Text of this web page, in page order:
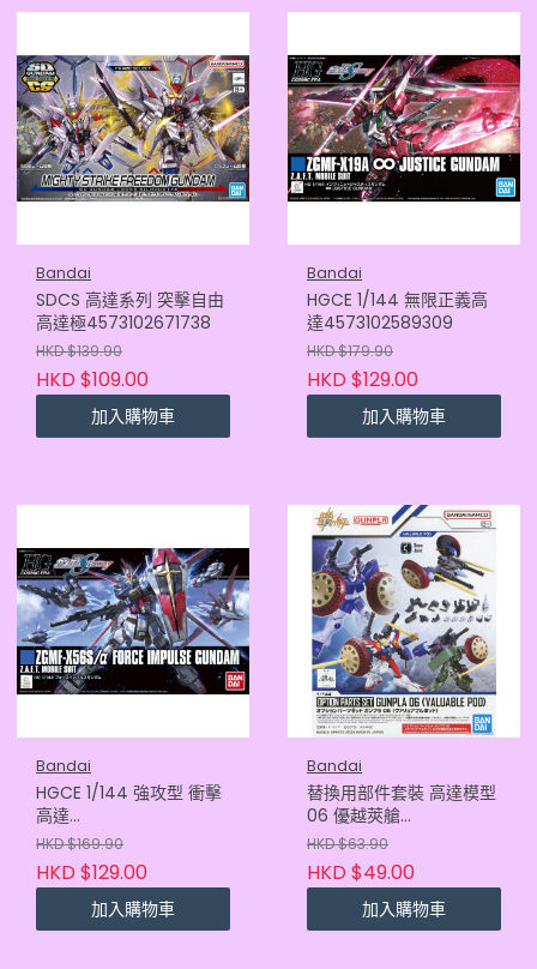
Bandai
SDCS 高達系列 突擊自由
高達極4573102671738
HKD $139.90
HKD $109.00
加入購物車
Bandai
HGCE 1/144 無限正義高
達4573102589309
HKD $179.90
HKD $129.00
加入購物車
Bandai
HGCE 1/144 強攻型 衝擊
高達
(REVIVE)4573102592415
HKD $169.90
HKD $129.00
加入購物車
Bandai
替換用部件套裝 高達模型
06 優越莢艙
4573102671431
HKD $63.90
HKD $49.00
加入購物車